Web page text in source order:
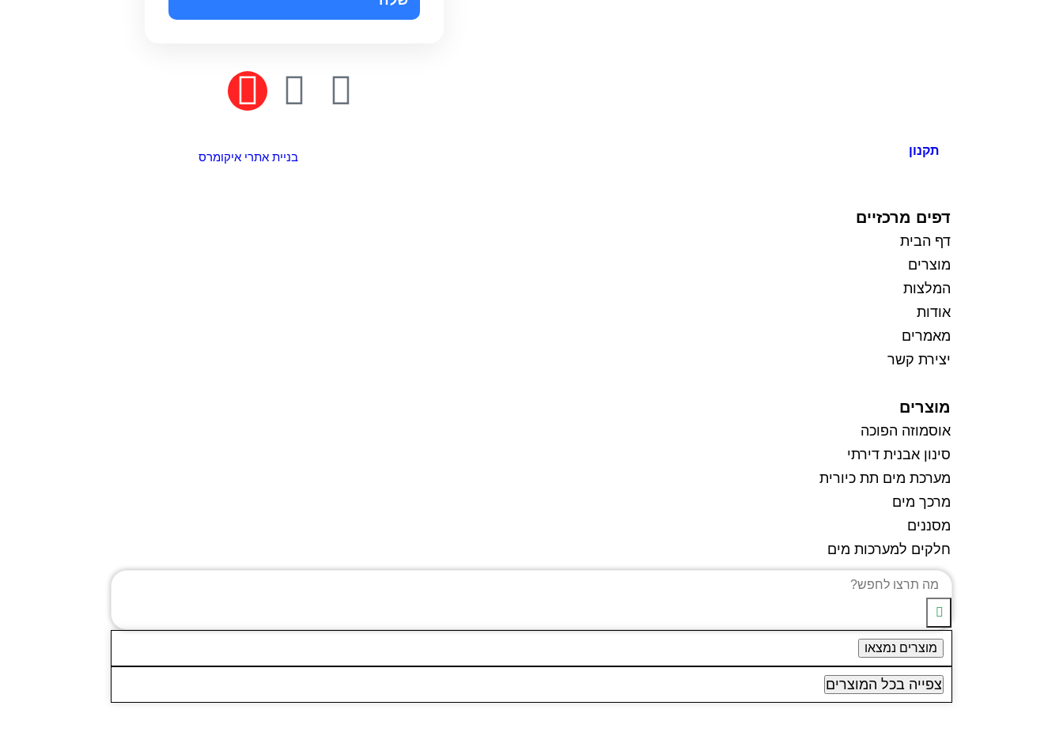
תקנון
בניית אתרי איקומרס
דפים מרכזיים
דף הבית
מוצרים
המלצות
אודות
מאמרים
יצירת קשר
מוצרים
אוסמוזה הפוכה
סינון אבנית דירתי
מערכת מים תת כיורית
מרכך מים
מסננים
חלקים למערכות מים
מוצרים נמצאו
צפייה בכל המוצרים